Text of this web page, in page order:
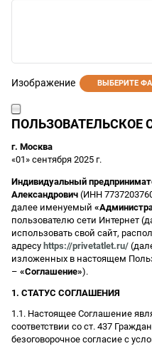
Изображение ВЫБЕРИТЕ
ПОЛЬЗОВАТЕЛЬСКОЕ
г. Москва
«01» сентября 2025 г.
Индивидуальный
Александрович (ИНН
далее именуемый
пользователю сети Интернет
использовать свой сайт,
адресу https://privetatlet.ru/
изложенных в настоящем
– «Соглашение»).
1. СТАТУС СОГЛАШЕНИЯ
1.1. Настоящее Соглашение
соответствии со ст. 437
безоговорочное согласие с